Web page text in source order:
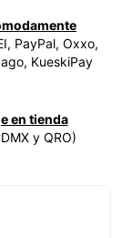
PayPal, Oxxo,
KueskiPay
en tienda
y QRO)